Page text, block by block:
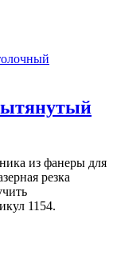
из фанеры для
резка
1154.